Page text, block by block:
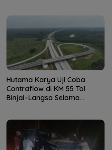
Hutama Karya Uji Coba
Contraflow di KM 55 Tol
Binjai–Langsa Selama